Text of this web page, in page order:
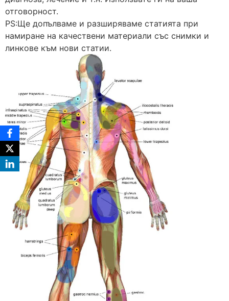
отговорност.
PS:Ще допълваме и разширяваме статията при
намиране на качествени материали със снимки и
линкове към нови статии.